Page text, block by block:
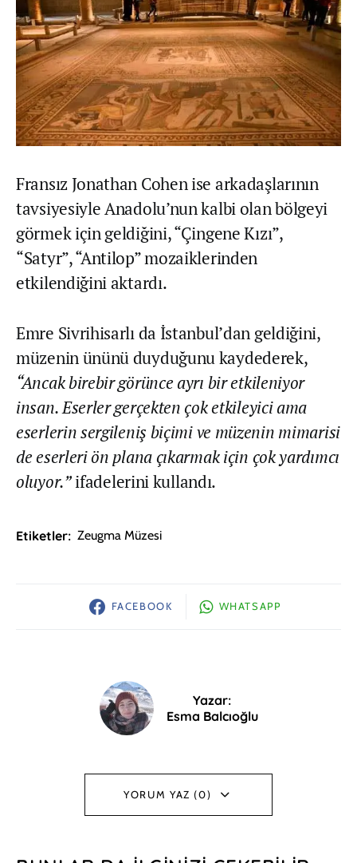
Fransız Jonathan Cohen ise arkadaşlarının
tavsiyesiyle Anadolu’nun kalbi olan bölgeyi
görmek için geldiğini, “Çingene Kızı”,
“Satyr”, “Antilop” mozaiklerinden
etkilendiğini aktardı.
Emre Sivrihisarlı da İstanbul’dan geldiğini,
müzenin ününü duyduğunu kaydederek,
“Ancak birebir görünce ayrı bir etkileniyor
insan. Eserler gerçekten çok etkileyici ama
eserlerin sergileniş biçimi ve müzenin mimarisi
de eserleri ön plana çıkarmak için çok yardımcı
oluyor.”ifadelerini kullandı.
Etiketler: Zeugma Müzesi
FACEBOOK WHATSAPP
Yazar:
Esma Balcıoğlu
YORUM YAZ (0)